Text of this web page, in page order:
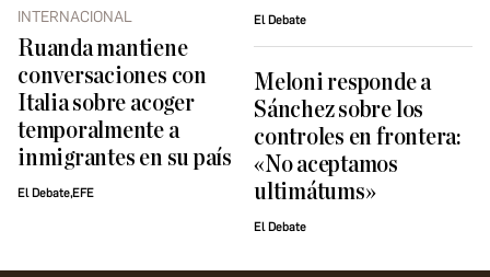
INTERNACIONAL
Ruanda mantiene
conversaciones con
Italia sobre acoger
temporalmente a
inmigrantes en su país
El Debate,EFE
El Debate
Meloni responde a
Sánchez sobre los
controles en frontera:
«No aceptamos
ultimátums»
El Debate